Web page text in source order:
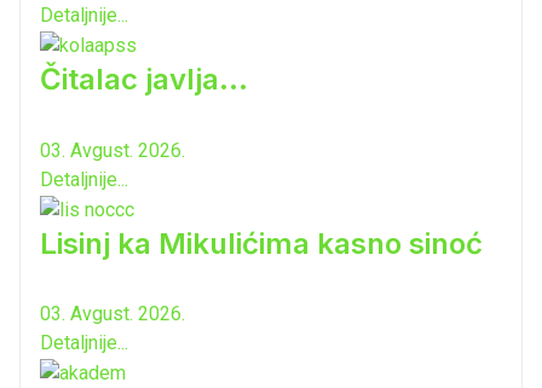
Detaljnije...
Čitalac javlja...
03. Avgust. 2026.
Detaljnije...
Lisinj ka Mikulićima kasno sinoć
03. Avgust. 2026.
Detaljnije...